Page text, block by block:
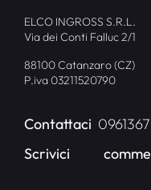
ELCO INGROSS S.R.L.
Via dei Conti Falluc 2/1
88100 Catanzaro (CZ)
P.iva 03211520790
Contattaci
Scrivici